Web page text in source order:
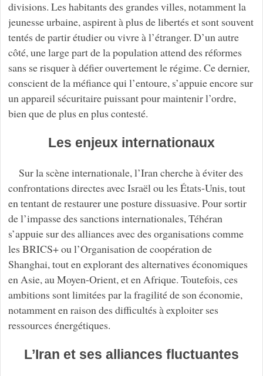
divisions. Les habitants des grandes villes, notamment la
jeunesse urbaine, aspirent à plus de libertés et sont souvent
tentés de partir étudier ou vivre à l’étranger. D’un autre
côté, une large part de la population attend des réformes
sans se risquer à défier ouvertement le régime. Ce dernier,
conscient de la méfiance qui l’entoure, s’appuie encore sur
un appareil sécuritaire puissant pour maintenir l’ordre,
bien que de plus en plus contesté.
Les enjeux internationaux
Sur la scène internationale, l’Iran cherche à éviter des
confrontations directes avec Israël ou les États-Unis, tout
en tentant de restaurer une posture dissuasive. Pour sortir
de l’impasse des sanctions internationales, Téhéran
s’appuie sur des alliances avec des organisations comme
les BRICS+ ou l’Organisation de coopération de
Shanghai, tout en explorant des alternatives économiques
en Asie, au Moyen-Orient, et en Afrique. Toutefois, ces
ambitions sont limitées par la fragilité de son économie,
notamment en raison des difficultés à exploiter ses
ressources énergétiques.
L’Iran et ses alliances fluctuantes